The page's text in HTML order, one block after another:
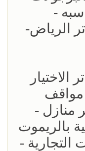
-
الرياض-
مواقف
منازل -
بالريموت
-